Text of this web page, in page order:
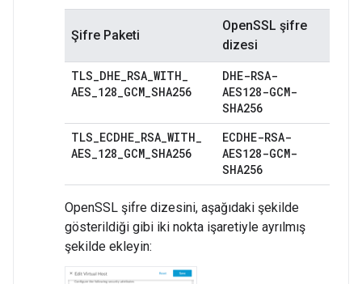
Şifre Paketi
OpenSSL şifre
dizesi
TLS_DHE_RSA_WITH_
AES_128_GCM_SHA256
DHE-RSA-
AES128-GCM-
SHA256
TLS_ECDHE_RSA_WITH_
AES_128_GCM_SHA256
ECDHE-RSA-
AES128-GCM-
SHA256
OpenSSL şifre dizesini, aşağıdaki şekilde
gösterildiği gibi iki nokta işaretiyle ayrılmış
şekilde ekleyin: